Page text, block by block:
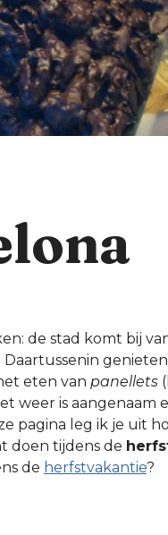
de stad komt bij
eten van panellets
weer is aangenaam
pagina leg ik je uit
doen tijdens de
de herfstvakantie?